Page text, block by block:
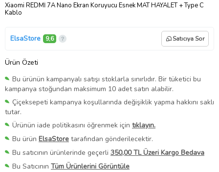
Xiaomi REDMİ 7A Nano Ekran Koruyucu Esnek MAT HAYALET + Type C
Kablo
ElsaStore 9,6 Satıcıya Sor
Ürün Özeti
Bu ürünün kampanyalı satışı stoklarla sınırlıdır. Bir tüketici bu
kampanya stoğundan maksimum 10 adet satın alabilir.
Çiçeksepeti kampanya koşullarında değişiklik yapma hakkını saklı
tutar.
Ürünün iade politikasını öğrenmek için tıklayın.
Bu ürün ElsaStore tarafından gönderilecektir.
Bu satıcının ürünlerinde geçerli 350,00 TL Üzeri Kargo Bedava
Bu Satıcının Tüm Ürünlerini Görüntüle